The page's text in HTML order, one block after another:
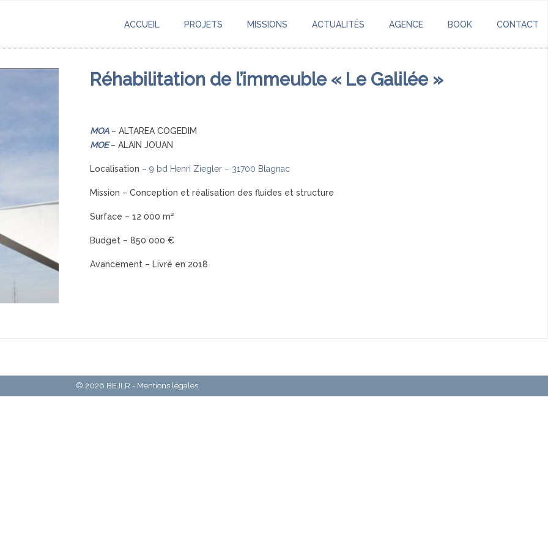
ACCUEIL PROJETS MISSIONS ACTUALITÉS AGENCE BOOK CONTACT
Réhabilitation de l’immeuble « Le Galilée »
MOA– ALTAREA COGEDIM
MOE – ALAIN JOUAN
Localisation –9 bd Henri Ziegler – 31700 Blagnac
Mission – Conception et réalisation des fluides et structure
Surface – 12 000 m²
Budget – 850 000 €
Avancement – Livré en 2018
© 2026 BEJLR - Mentions légales